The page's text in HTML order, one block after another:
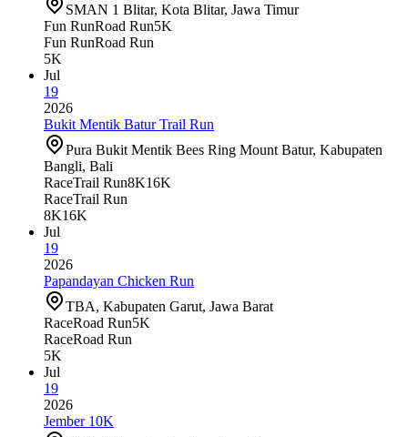
SMAN 1 Blitar, Kota Blitar, Jawa Timur
Fun RunRoad Run5K
Fun RunRoad Run
5K
Jul
19
2026
Bukit Mentik Batur Trail Run
Pura Bukit Mentik Bees Ring Mount Batur, Kabupaten
Bangli, Bali
RaceTrail Run8K16K
RaceTrail Run
8K16K
Jul
19
2026
Papandayan Chicken Run
TBA, Kabupaten Garut, Jawa Barat
RaceRoad Run5K
RaceRoad Run
5K
Jul
19
2026
Jember 10K